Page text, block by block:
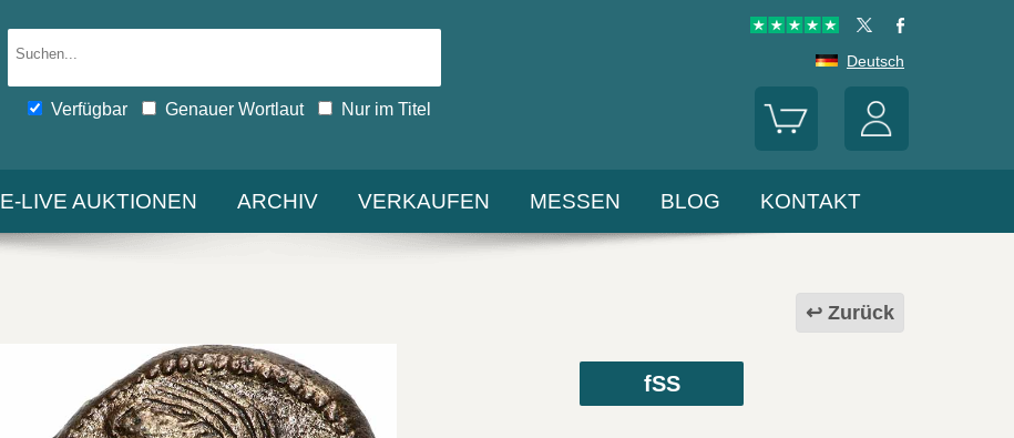
Verfügbar Genauer Wortlaut Nur im Titel
Deutsch
E-LIVE AUKTIONEN ARCHIV VERKAUFEN MESSEN BLOG KONTAKT
Zurück
fSS